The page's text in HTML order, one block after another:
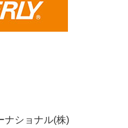
ナショナル(株)